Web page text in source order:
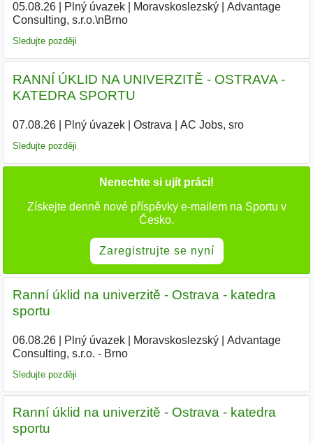
05.08.26| Plný úvazek| Moravskoslezský|
Advantage
Consulting, s.r.o.\nBrno
Sledujte později
RANNÍ ÚKLID NA UNIVERZITĚ - OSTRAVA -
KATEDRA SPORTU
07.08.26| Plný úvazek| Ostrava AC Jobs, sro|
Sledujte později
Nenechte si ujít práci!
Získejte denně nové příspěvky e-mailem na Sportu v
Česko.
Zaregistrujte se nyní
Ranní úklid na univerzitě - Ostrava - katedra
sportu
06.08.26| Plný úvazek| Moravskoslezský|
Advantage
Consulting, s.r.o. - Brno
Sledujte později
Ranní úklid na univerzitě - Ostrava - katedra
sportu